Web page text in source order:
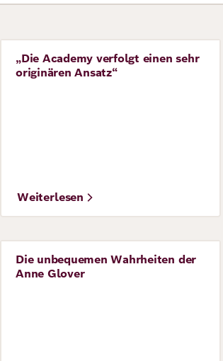
Fellows
Forum
Veranstaltungen
Perspective
„Die Academy verfolgt einen sehr
originären Ansatz“
Weiterlesen
Perspective
Die unbequemen Wahrheiten der
Anne Glover